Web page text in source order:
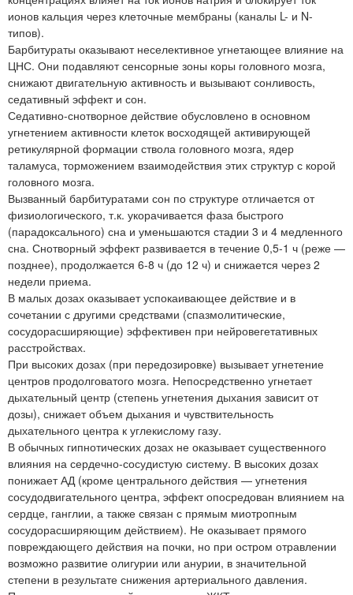
ионов кальция через клеточные мембраны (каналы L- и N-
типов).
Барбитураты оказывают неселективное угнетающее влияние на
ЦНС. Они подавляют сенсорные зоны коры головного мозга,
снижают двигательную активность и вызывают сонливость,
седативный эффект и сон.
Седативно-снотворное действие обусловлено в основном
угнетением активности клеток восходящей активирующей
ретикулярной формации ствола головного мозга, ядер
таламуса, торможением взаимодействия этих структур с корой
головного мозга.
Вызванный барбитуратами сон по структуре отличается от
физиологического, т.к. укорачивается фаза быстрого
(парадоксального) сна и уменьшаются стадии 3 и 4 медленного
сна. Снотворный эффект развивается в течение 0,5-1 ч (реже —
позднее), продолжается 6-8 ч (до 12 ч) и снижается через 2
недели приема.
В малых дозах оказывает успокаивающее действие и в
сочетании с другими средствами (спазмолитические,
сосудорасширяющие) эффективен при нейровегетативных
расстройствах.
При высоких дозах (при передозировке) вызывает угнетение
центров продолговатого мозга. Непосредственно угнетает
дыхательный центр (степень угнетения дыхания зависит от
дозы), снижает объем дыхания и чувствительность
дыхательного центра к углекислому газу.
В обычных гипнотических дозах не оказывает существенного
влияния на сердечно-сосудистую систему. В высоких дозах
понижает АД (кроме центрального действия — угнетения
сосудодвигательного центра, эффект опосредован влиянием на
сердце, ганглии, а также связан с прямым миотропным
сосудорасширяющим действием). Не оказывает прямого
повреждающего действия на почки, но при остром отравлении
возможно развитие олигурии или анурии, в значительной
степени в результате снижения артериального давления.